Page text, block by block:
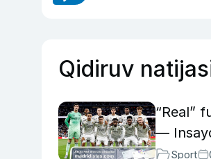
Qidiruv
“Real”
—
Sport